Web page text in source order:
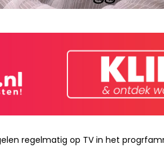
regelmatig op TV in het